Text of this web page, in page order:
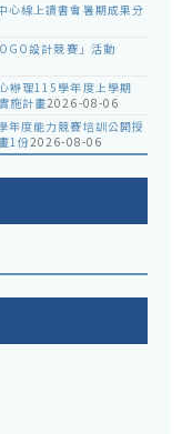
心線上讀書會暑期成果分
設計競賽」活動
辦理115學年度上學期
施計畫2026-08-06
年度能力競賽培訓公開授
1份2026-08-06